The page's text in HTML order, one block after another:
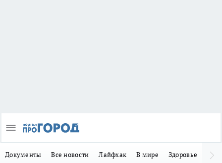
Документы Все новости Лайфхак В мире Здоровье